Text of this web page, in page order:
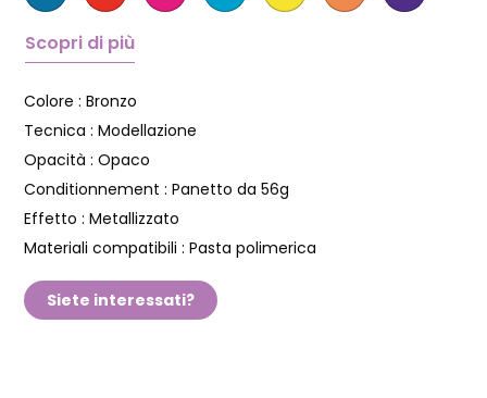
Scopri di più
Colore : Bronzo
Tecnica : Modellazione
Opacità : Opaco
Conditionnement : Panetto da 56g
Effetto : Metallizzato
Materiali compatibili : Pasta polimerica
Siete interessati?